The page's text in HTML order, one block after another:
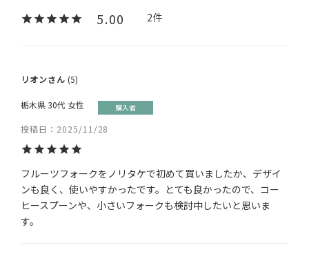
5.00 2
リオン 5
購入者
栃木県30代 女性
投稿日 2025/11/28
フルーツフォークをノリタケで初めて買いましたか、デザイ
ンも良く、使いやすかったです。とても良かったので、コー
ヒースプーンや、小さいフォークも検討中したいと思いま
す。